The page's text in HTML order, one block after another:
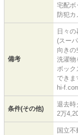
宅配ボ
防犯カ
備考
日々
(スー
向きの
洗濯物
ボック
できま
hi-
条件(その他)
退去時
2万
国立不